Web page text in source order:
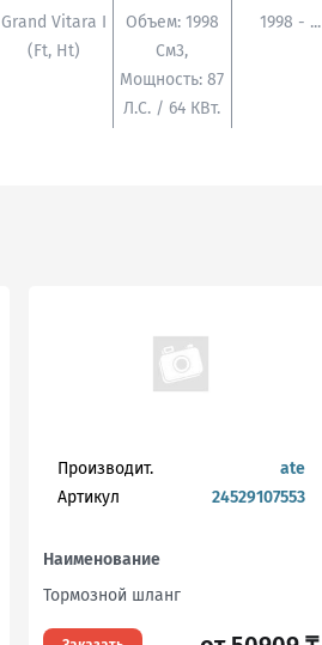
Grand Vitara I
(ft, Ht)
Объем: 1998
См3,
Мощность: 87
Л.с. / 64 КВт.
1998 - ...
Производит.
ate
Артикул
24529107553
Наименование
Тормозной шланг